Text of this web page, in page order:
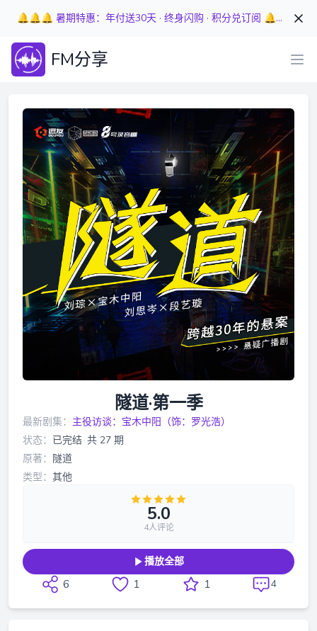
🔔🔔🔔 暑期特惠：年付送30天 · 终身闪购 · 积分兑订阅 🔔🔔🔔
FM分享
隧道·第一季
最新剧集： 主役访谈：宝木中阳（饰：罗光浩）
状态： 已完结·共 27 期
原著： 隧道
类型： 其他
5.0
4人评论
播放全部
6 1 1 4